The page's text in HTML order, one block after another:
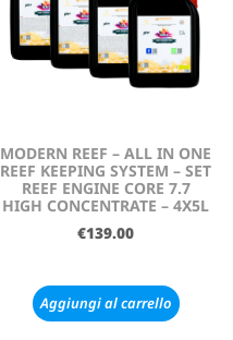
MODERN REEF – ALL IN ONE
REEF KEEPING SYSTEM – SET
REEF ENGINE CORE 7.7
HIGH CONCENTRATE – 4X5L
€139.00
Aggiungi al carrello